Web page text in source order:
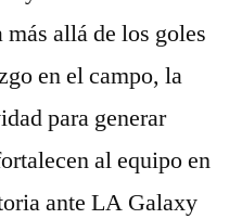
allá de los goles
en el campo, la
para generar
al equipo en
ante LA Galaxy